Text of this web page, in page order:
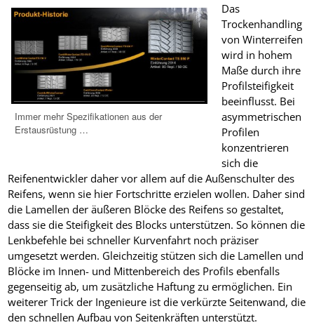
Immer mehr Spezifikationen aus der
Erstausrüstung …
Das
Trockenhandling
von Winterreifen
wird in hohem
Maße durch ihre
Profilsteifigkeit
beeinflusst. Bei
asymmetrischen
Profilen
konzentrieren
sich die
Reifenentwickler daher vor allem auf die Außenschulter des
Reifens, wenn sie hier Fortschritte erzielen wollen. Daher sind
die Lamellen der äußeren Blöcke des Reifens so gestaltet,
dass sie die Steifigkeit des Blocks unterstützen. So können die
Lenkbefehle bei schneller Kurvenfahrt noch präziser
umgesetzt werden. Gleichzeitig stützen sich die Lamellen und
Blöcke im Innen- und Mittenbereich des Profils ebenfalls
gegenseitig ab, um zusätzliche Haftung zu ermöglichen. Ein
weiterer Trick der Ingenieure ist die verkürzte Seitenwand, die
den schnellen Aufbau von Seitenkräften unterstützt.